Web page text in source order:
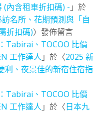
(內含租車折扣碼) - 」於
名所、花期預測與「自
折扣碼)〉發佈留言
Tabirai、TOCOO 比價
工作達人 」於〈2025 新
利、夜景佳的新宿住宿指
Tabirai、TOCOO 比價
工作達人 」於〈日本九